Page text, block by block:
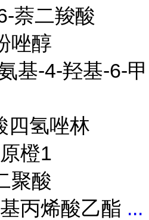
萘二羧酸
唑醇
基-4-羟基-6-甲
四氢唑林
橙1
聚酸
丙烯酸乙酯 ...